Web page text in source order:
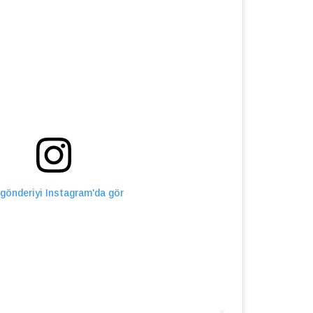
Instagram'da gör